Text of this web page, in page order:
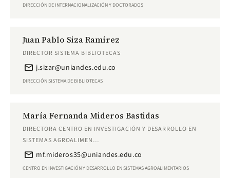
DIRECCIÓN DE INTERNACIONALIZACIÓN Y DOCTORADOS
Juan Pablo Siza Ramírez
DIRECTOR SISTEMA BIBLIOTECAS
email j.sizar@uniandes.edu.co
DIRECCIÓN SISTEMA DE BIBLIOTECAS
María Fernanda Mideros Bastidas
DIRECTORA CENTRO EN INVESTIGACIÓN Y DESARROLLO EN
SISTEMAS AGROALIMEN…
email mf.mideros35@uniandes.edu.co
CENTRO EN INVESTIGACIÓN Y DESARROLLO EN SISTEMAS AGROALIMENTARIOS